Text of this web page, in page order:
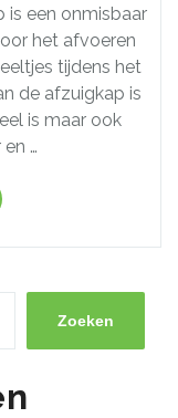
is een onmisbaar
het afvoeren
tijdens het
de afzuigkap is
is maar ook
…
Zoeken